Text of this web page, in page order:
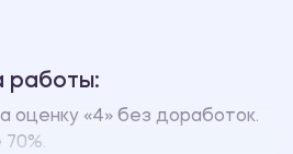
работы:
оценку «4» без доработок.